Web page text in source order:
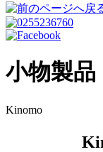
小物製品
Kinomo